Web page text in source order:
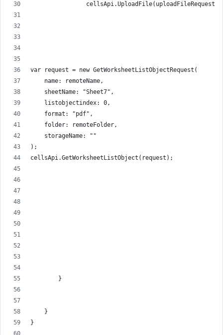
                cellsApi.UploadFile(uploadFileRequest);
var request = new GetWorksheetListObjectRequest(
    name: remoteName,
    sheetName: "Sheet7",
    listobjectindex: 0,
    format: "pdf",
    folder: remoteFolder,
    storageName: ""
);
cellsApi.GetWorksheetListObject(request);
        }
    }
}